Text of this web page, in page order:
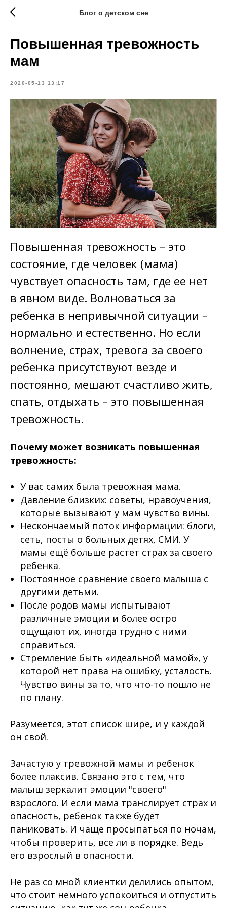
Блог о детском сне
Повышенная тревожность
мам
2020-05-13 13:17
Повышенная тревожность – это
состояние, где человек (мама)
чувствует опасность там, где ее нет
в явном виде. Волноваться за
ребенка в непривычной ситуации –
нормально и естественно. Но если
волнение, страх, тревога за своего
ребенка присутствуют везде и
постоянно, мешают счастливо жить,
спать, отдыхать – это повышенная
тревожность.
Почему может возникать повышенная
тревожность:
У вас самих была тревожная мама.
Давление близких: советы, нравоучения,
которые вызывают у мам чувство вины.
Нескончаемый поток информации: блоги,
сеть, посты о больных детях, СМИ. У
мамы ещё больше растет страх за своего
ребенка.
Постоянное сравнение своего малыша с
другими детьми.
После родов мамы испытывают
различные эмоции и более остро
ощущают их, иногда трудно с ними
справиться.
Стремление быть «идеальной мамой», у
которой нет права на ошибку, усталость.
Чувство вины за то, что что-то пошло не
по плану.
Разумеется, этот список шире, и у каждой
он свой.
Зачастую у тревожной мамы и ребенок
более плаксив. Связано это с тем, что
малыш зеркалит эмоции "своего"
взрослого. И если мама транслирует страх и
опасность, ребенок также будет
паниковать. И чаще просыпаться по ночам,
чтобы проверить, все ли в порядке. Ведь
его взрослый в опасности.
Не раз со мной клиентки делились опытом,
что стоит немного успокоиться и отпустить